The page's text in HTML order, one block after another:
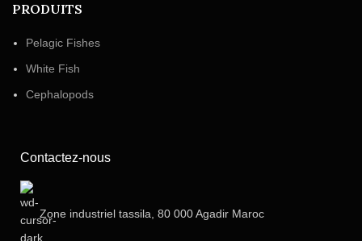
PRODUITS
Pelagic Fishes
White Fish
Cephalopods
Contactez-nous
Zone industriel tassila, 80 000 Agadir Maroc